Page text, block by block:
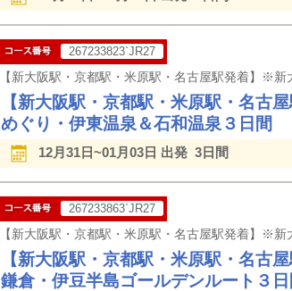
267233823`JR27
【新大阪駅・京都駅・米原駅・名古
めぐり・伊東温泉＆石和温泉３日間
12月31日~01月03日 出発 3日間
267233863`JR27
【新大阪駅・京都駅・米原駅・名古
鎌倉・伊豆半島ゴールデンルート３日